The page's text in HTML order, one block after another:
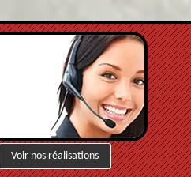
Voir nos réalisations